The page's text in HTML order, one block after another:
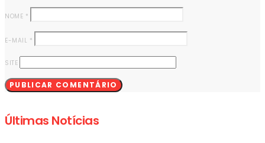
NOME *
E-MAIL *
SITE
Últimas Notícias